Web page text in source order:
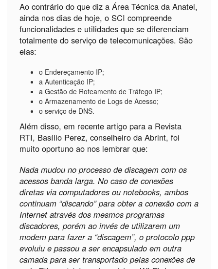
Ao contrário do que diz a Área Técnica da Anatel,
ainda nos dias de hoje, o SCI compreende
funcionalidades e utilidades que se diferenciam
totalmente do serviço de telecomunicações. São
elas:
o Endereçamento IP;
a Autenticação IP;
a Gestão de Roteamento de Tráfego IP;
o Armazenamento de Logs de Acesso;
o serviço de DNS.
Além disso, em recente artigo para a Revista
RTI, Basílio Perez, conselheiro da Abrint, foi
muito oportuno ao nos lembrar que:
Nada mudou no processo de discagem com os
acessos banda larga. No caso de conexões
diretas via computadores ou notebooks, ambos
continuam “discando” para obter a conexão com a
Internet através dos mesmos programas
discadores, porém ao invés de utilizarem um
modem para fazer a “discagem”, o protocolo ppp
evoluiu e passou a ser encapsulado em outra
camada para ser transportado pelas conexões de